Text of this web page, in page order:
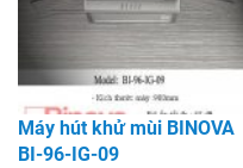
Máy hút khử mùi BINOVA
BI-96-IG-09